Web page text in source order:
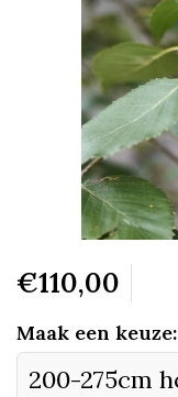
€110,00
Maak een keuze: